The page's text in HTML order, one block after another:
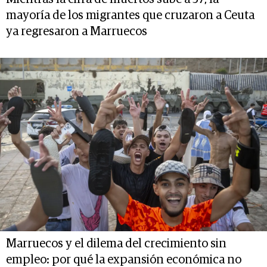
mayoría de los migrantes que cruzaron a Ceuta
ya regresaron a Marruecos
Marruecos y el dilema del crecimiento sin
empleo: por qué la expansión económica no